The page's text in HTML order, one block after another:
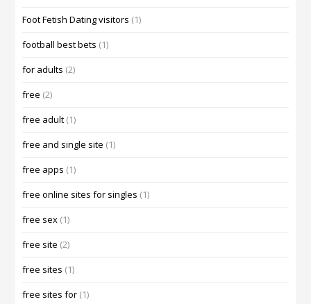
Foot Fetish Dating visitors (1)
football best bets (1)
for adults (2)
free (2)
free adult (1)
free and single site (1)
free apps (1)
free online sites for singles (1)
free sex (1)
free site (2)
free sites (1)
free sites for (1)